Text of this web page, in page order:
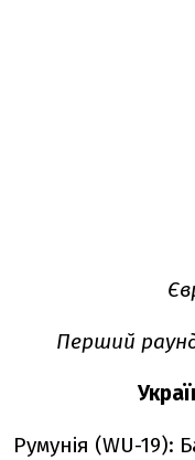
Перший
Румунія (WU-19):